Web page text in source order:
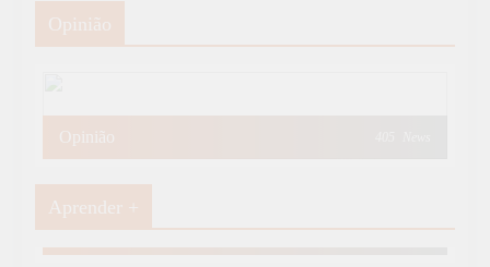
Opinião
Opinião
Aprender +
Aprender Mais 19 News